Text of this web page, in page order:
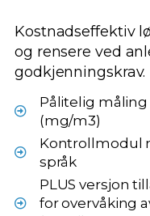
Kostnadseffektiv
og rensere ved
godkjenningskrav.
Pålitelig
(mg/m3)
Kontrollmodul
språk
PLUS versjon
for overvåking